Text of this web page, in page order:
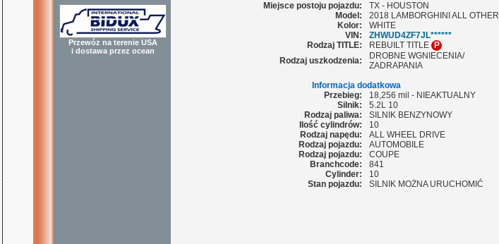
Przewóz na terenie USA
i dostawa przez ocean
Miejsce postoju pojazdu:
TX - HOUSTON
Model:
2018 LAMBORGHINI ALL OTHER
Kolor:
WHITE
VIN:
ZHWUD4ZF7JL******
Rodzaj TITLE:
REBUILT TITLE
P
Rodzaj uszkodzenia:
DROBNE WGNIECENIA/
ZADRAPANIA
Informacja dodatkowa
Przebieg:
18,256 mil - NIEAKTUALNY
Silnik:
5.2L 10
Rodzaj paliwa:
SILNIK BENZYNOWY
Ilość cylindrów:
10
Rodzaj napędu:
ALL WHEEL DRIVE
Rodzaj pojazdu:
AUTOMOBILE
Rodzaj pojazdu:
COUPE
Branchcode:
841
Cylinder:
10
Stan pojazdu:
SILNIK MOŻNA URUCHOMIĆ